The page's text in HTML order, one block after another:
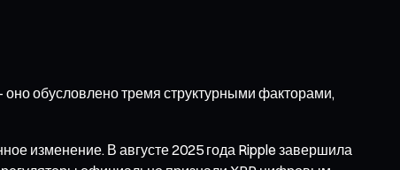
обусловлено тремя структурными факторами,
изменение. В августе 2025 года Ripple завершила